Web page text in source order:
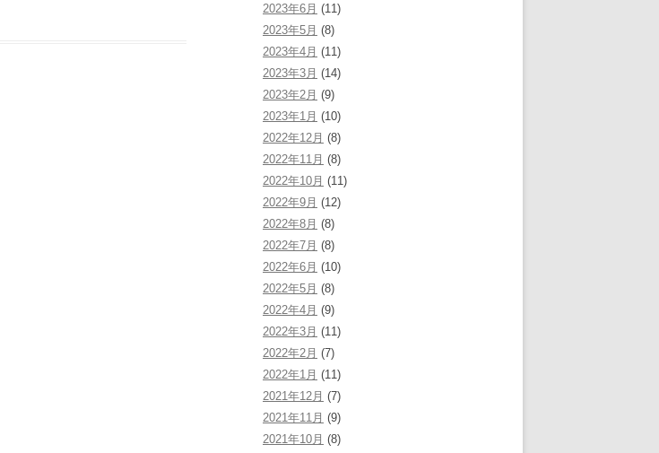
2023年6月 (11)
2023年5月 (8)
2023年4月 (11)
2023年3月 (14)
2023年2月 (9)
2023年1月 (10)
2022年12月 (8)
2022年11月 (8)
2022年10月 (11)
2022年9月 (12)
2022年8月 (8)
2022年7月 (8)
2022年6月 (10)
2022年5月 (8)
2022年4月 (9)
2022年3月 (11)
2022年2月 (7)
2022年1月 (11)
2021年12月 (7)
2021年11月 (9)
2021年10月 (8)